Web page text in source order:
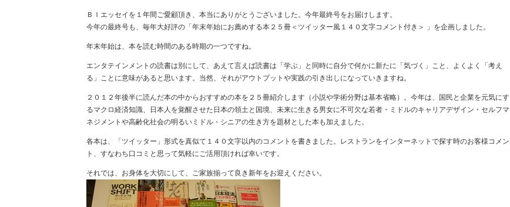
ＢＩエッセイを１年間ご愛顧頂き、本当にありがとうございました。今年最終号をお届けします。
今年の最終号も、毎年大好評の「年末年始にお薦めする本２５冊＜ツイッター風１４０文字コメント付き＞ 」を企画しました。
年末年始は、本を読む時間のある時期の一つですね。
エンタテインメントの読書は別にして、あえて言えば読書は「学ぶ」と同時に自分で何かに新たに「気づく」こと、よくよく「考え
る」ことに意味があると思います。当然、それがアウトプットや実践の引き出しになっていきますね。
２０１２年後半に読んだ本の中からおすすめの本を２５冊紹介します（小説や学術分野は基本省略）。今年は、国民と企業を元気にす
るマクロ経済知識、日本人を覚醒させた日本の領土と国境、未来に生きる男女に不可欠な若者・ミドルのキャリアデザイン・セルフマ
ネジメントや高齢化社会の明るいミドル・シニアの生き方を題材とした本も加えました。
各本は、「ツイッター」形式を真似て１４０文字以内のコメントを書きました。レストランをインターネットで探す時のお客様コメン
ト、すなわち口コミと思って気軽にご活用頂ければ幸いです。
それでは、お身体を大切にして、ご家族揃って良き新年をお迎えください。